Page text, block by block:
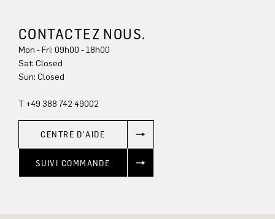
CONTACTEZ NOUS.
Mon - Fri: 09h00 - 18h00
Sun: Closed
T +49 388 742 49002
CENTRE D'AIDE
SUIVI COMMANDE